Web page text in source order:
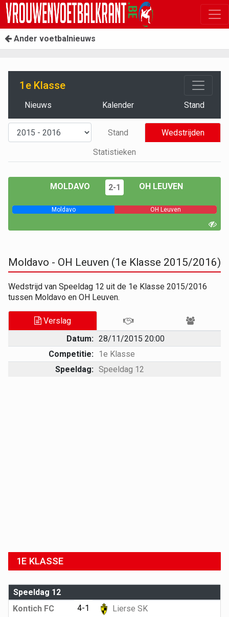
Ander voetbalnieuws
1e Klasse
Nieuws Kalender Stand
Stand
Wedstrijden
Statistieken
MOLDAVO 2-1 OH LEUVEN
Moldavo OH Leuven
Moldavo - OH Leuven (1e Klasse 2015/2016)
Wedstrijd van Speeldag 12 uit de 1e Klasse 2015/2016
tussen Moldavo en OH Leuven.
Verslag
Datum: 28/11/2015 20:00
Competitie: 1e Klasse
Speeldag: Speeldag 12
1E KLASSE
Speeldag 12
Kontich FC
4-1
Lierse SK